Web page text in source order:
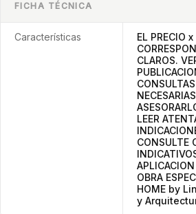
FICHA TÉCNICA
Características
EL PRECIO
CLAROS.
LEER
CONSULTE
OBRA
HOME by
y